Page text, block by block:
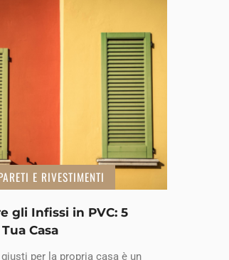
E RIVESTIMENTI
gli Infissi in PVC: 5
Casa
per la propria casa è un